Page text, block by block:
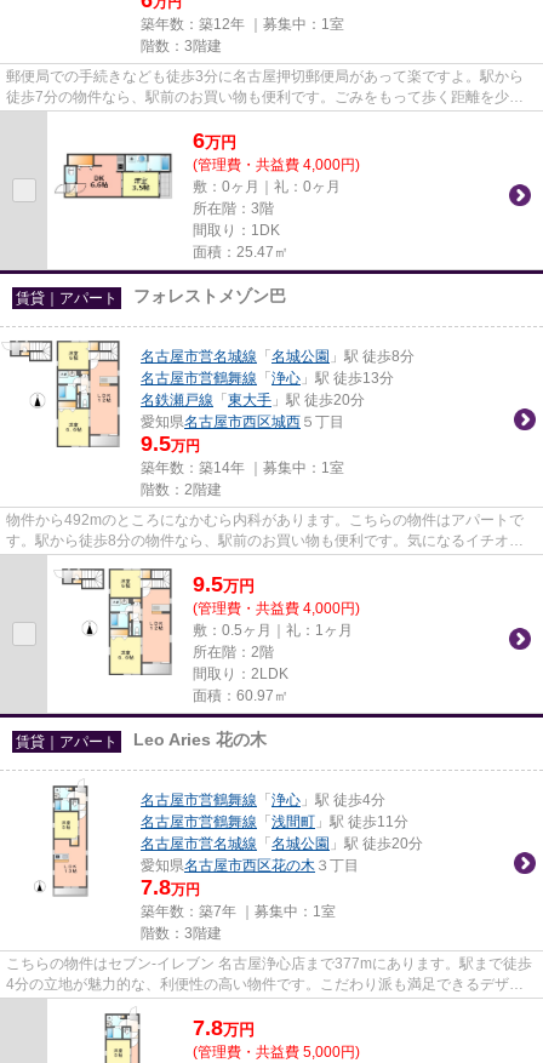
築年数：築12年 ｜募集中： 1室
階数：3階建
郵便局での手続きなども徒歩3分に名古屋押切郵便局があって楽ですよ。駅から
徒歩7分の物件なら、駅前のお買い物も便利です。ごみをもって歩く距離を少な
6万円
(管理費・共益費 4,000円)
敷：0ヶ月｜礼：0ヶ月
所在階：3階
間取り：1DK
面積：25.47㎡
賃貸｜アパート フォレストメゾン巴
名古屋市営名城線 「 名城公園 」駅 徒歩8分
名古屋市営鶴舞線 「 浄心 」駅 徒歩13分
名鉄瀬戸線 「 東大手 」駅 徒歩20分
愛知県名古屋市西区城西 ５丁目
9.5万円
築年数：築14年 ｜募集中： 1室
階数：2階建
物件から492mのところになかむら内科があります。こちらの物件はアパートで
す。駅から徒歩8分の物件なら、駅前のお買い物も便利です。気になるイチオシ
9.5万円
(管理費・共益費 4,000円)
敷：0.5ヶ月｜礼：1ヶ月
所在階：2階
間取り：2LDK
面積：60.97㎡
賃貸｜アパート Leo Aries 花の木
名古屋市営鶴舞線 「 浄心 」駅 徒歩4分
名古屋市営鶴舞線 「 浅間町 」駅 徒歩11分
名古屋市営名城線 「 名城公園 」駅 徒歩20分
愛知県名古屋市西区花の木 ３丁目
7.8万円
築年数：築7年 ｜募集中： 1室
階数：3階建
こちらの物件はセブン‐イレブン 名古屋浄心店まで377mにあります。駅まで徒歩
4分の立地が魅力的な、利便性の高い物件です。こだわり派も満足できるデザイ
ナーズ物件です。「Leo Aries ...
7.8万円
(管理費・共益費 5,000円)